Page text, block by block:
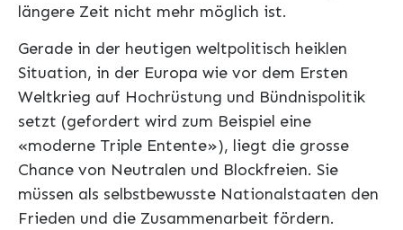
längere Zeit nicht mehr möglich ist.
Gerade in der heutigen weltpolitisch heiklen
Situation, in der Europa wie vor dem Ersten
Weltkrieg auf Hochrüstung und Bündnispolitik
setzt (gefordert wird zum Beispiel eine
«moderne Triple Entente»), liegt die grosse
Chance von Neutralen und Blockfreien. Sie
müssen als selbstbewusste Nationalstaaten den
Frieden und die Zusammenarbeit fördern.